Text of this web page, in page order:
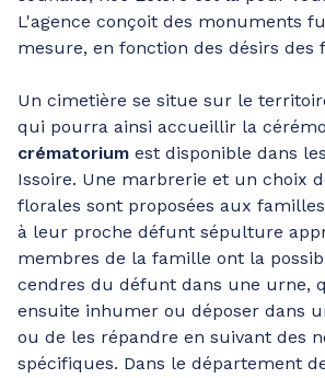
L'agence conçoit des monuments
mesure, en fonction des désirs des
Un cimetière se situe sur le
qui pourra ainsi accueillir la
crématorium est disponible dans
Issoire. Une marbrerie et un choix
florales sont proposées aux
à leur proche défunt sépulture
membres de la famille ont la
cendres du défunt dans une urne,
ensuite inhumer ou déposer dans
ou de les répandre en suivant des
spécifiques. Dans le département